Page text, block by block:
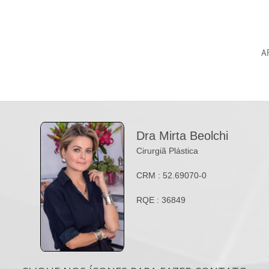
Dra Mirta Beolchi
Cirurgiã Plástica
CRM : 52.69070-0
RQE : 36849